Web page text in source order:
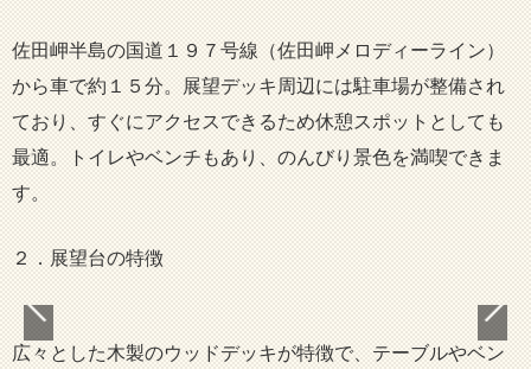
佐田岬半島の国道１９７号線（佐田岬メロディーライン）
から車で約１５分。展望デッキ周辺には駐車場が整備され
ており、すぐにアクセスできるため休憩スポットとしても
最適。トイレやベンチもあり、のんびり景色を満喫できま
す。
２．展望台の特徴
広々とした木製のウッドデッキが特徴で、テーブルやベン